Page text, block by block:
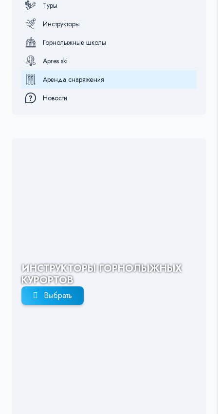
Туры
Инструкторы
Горнолыжные школы
Apres ski
Аренда снаряжения
Новости
ИНСТРУКТОРЫ ГОРНОЛЫЖНЫХ
КУРОРТОВ
Выбрать